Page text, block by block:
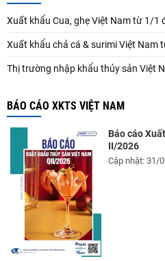
Xuất khẩu Cua, ghẹ Việt Nam từ 1/1
Xuất khẩu chả cá & surimi Việt
Thị trường nhập khẩu thủy sản Việt
BÁO CÁO XKTS VIỆT NAM
Báo cáo
II/2026
Cập nhật: 31/